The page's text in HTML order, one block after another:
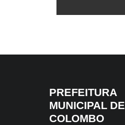
PREFEITURA
MUNICIPAL DE
COLOMBO